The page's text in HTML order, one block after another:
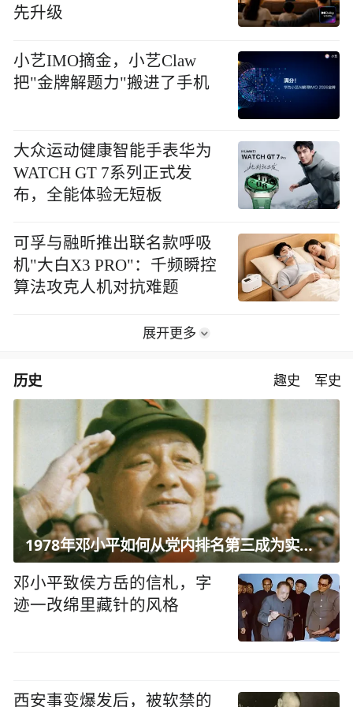
先升级
小艺IMO摘金，小艺Claw
把"金牌解题力"搬进了手机
大众运动健康智能手表华为
WATCH GT 7系列正式发
布，全能体验无短板
可孚与融昕推出联名款呼吸
机"大白X3 PRO"：千频瞬控
算法攻克人机对抗难题
展开更多
历史 趣史 军史
1978年邓小平如何从党内排名第三成为实际核心？
邓小平致侯方岳的信札，字
迹一改绵里藏针的风格
西安事变爆发后，被软禁的